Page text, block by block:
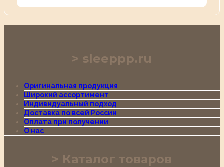
sleeppp.ru
Оригинальная продукция
Широкий ассортимент
Индивидуальный подход
Доставка по всей России
Оплата при получении
О нас
Каталог товаров